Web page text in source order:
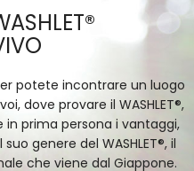
potete incontrare un luogo
dove provare il WASHLET®,
prima persona i vantaggi,
genere del WASHLET®, il
che viene dal Giappone.